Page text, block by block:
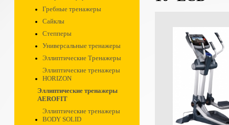
Гребные тренажеры
Сайклы
Степперы
Универсальные тренажеры
Эллиптические Тренажеры
Эллиптические тренажеры
HORIZON
Эллиптические тренажеры
AEROFIT
Эллиптические тренажеры
BODY SOLID